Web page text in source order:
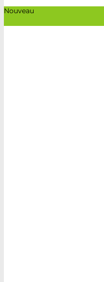
Nouveau